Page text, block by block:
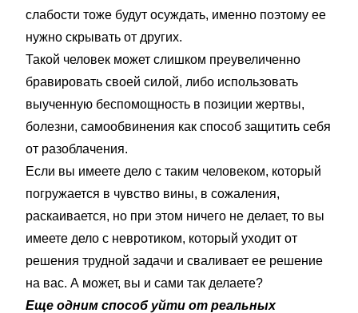
слабости тоже будут осуждать, именно поэтому ее
нужно скрывать от других.
Такой человек может слишком преувеличенно
бравировать своей силой, либо использовать
выученную беспомощность в позиции жертвы,
болезни, самообвинения как способ защитить себя
от разоблачения.
Если вы имеете дело с таким человеком, который
погружается в чувство вины, в сожаления,
раскаивается, но при этом ничего не делает, то вы
имеете дело с невротиком, который уходит от
решения трудной задачи и сваливает ее решение
на вас. А может, вы и сами так делаете?
Еще одним способ уйти от реальных